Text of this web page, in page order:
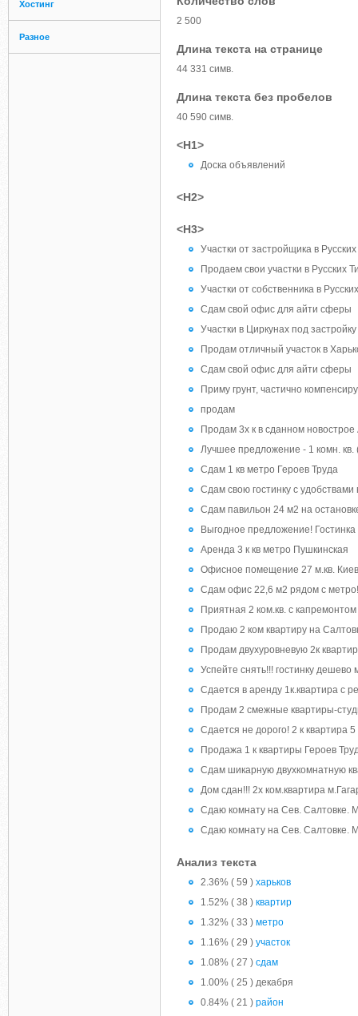
Хостинг
Разное
2 500
Длина текста на странице
44 331 симв.
Длина текста без пробелов
40 590 симв.
<H1>
Доска объявлений
<H2>
<H3>
Участки от застройщика в
Продаем свои участки в Русских
Участки от собственника в
Сдам свой офис для айти сферы
Участки в Циркунах под
Продам отличный участок в
Сдам свой офис для айти сферы
Приму грунт, частично
продам
Продам 3х к в сданном новострое
Лучшее предложение - 1 комн.
Сдам 1 кв метро Героев Труда
Сдам свою гостинку с удобствами
Сдам павильон 24 м2 на
Выгодное предложение!
Аренда 3 к кв метро Пушкинская
Офисное помещение 27 м.кв.
Сдам офис 22,6 м2 рядом с
Приятная 2 ком.кв. с
Продаю 2 ком квартиру на
Продам двухуровневую 2к
Успейте снять!!! гостинку
Сдается в аренду 1к.квартира с
Продам 2 смежные квартиры-
Сдается не дорого! 2 к квартира
Продажа 1 к квартиры Героев
Сдам шикарную двухкомнатную
Дом сдан!!! 2х ком.квартира
Сдаю комнату на Сев. Салтовке.
Сдаю комнату на Сев. Салтовке.
Анализ текста
2.36% ( 59 ) харьков
1.52% ( 38 ) квартир
1.32% ( 33 ) метро
1.16% ( 29 ) участок
1.08% ( 27 ) сдам
1.00% ( 25 ) декабря
0.84% ( 21 ) район